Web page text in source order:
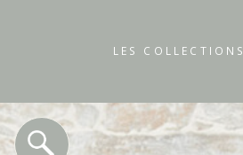
LES COLLECTIONS